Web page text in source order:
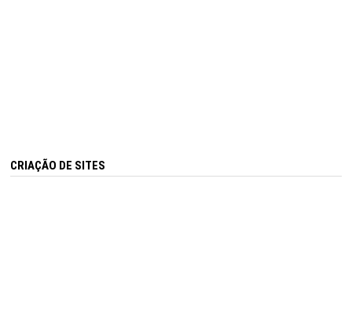
CRIAÇÃO DE SITES